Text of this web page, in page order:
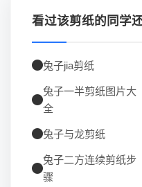
看过该剪纸的同学还
兔子jia剪纸
兔子一半剪纸图片大
全
兔子与龙剪纸
兔子二方连续剪纸步
骤